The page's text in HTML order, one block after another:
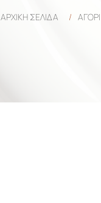
ΑΡΧΙΚΉ ΣΕΛΊΔΑ / ΑΓΟΡΙ